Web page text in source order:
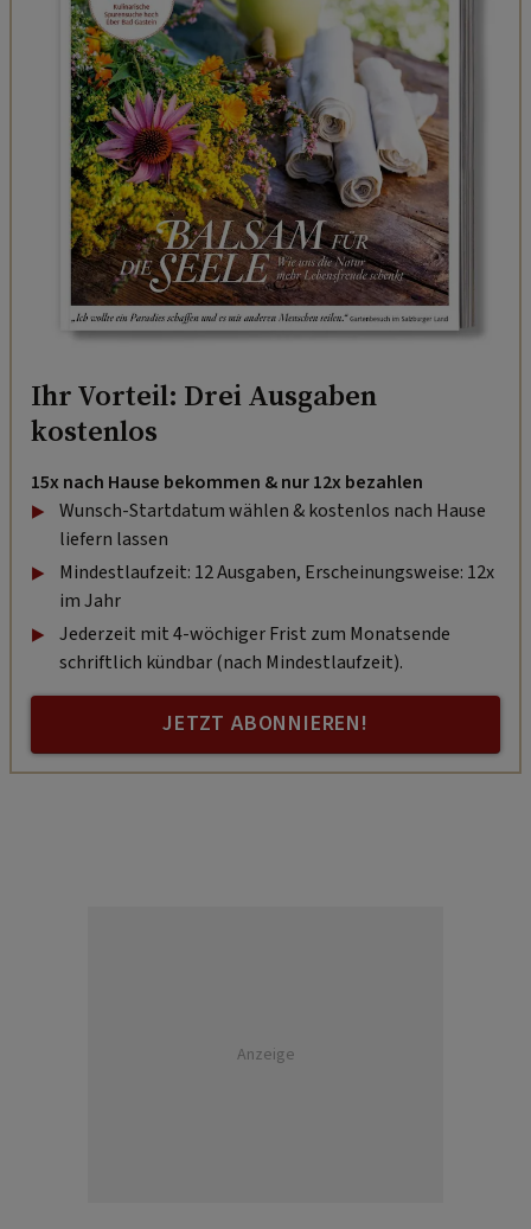
Ihr Vorteil: Drei Ausgaben
kostenlos
15x nach Hause bekommen & nur 12x bezahlen
Wunsch-Startdatum wählen & kostenlos nach Hause
liefern lassen
Mindestlaufzeit: 12 Ausgaben, Erscheinungsweise: 12x
im Jahr
Jederzeit mit 4-wöchiger Frist zum Monatsende
schriftlich kündbar (nach Mindestlaufzeit).
JETZT ABONNIEREN!
Anzeige